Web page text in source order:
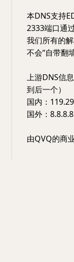
本DNS支持
2333端口通
我们所有的
不会“自带翻
上游DNS信
到后一个）
国内：
国外：
由QVQ的商